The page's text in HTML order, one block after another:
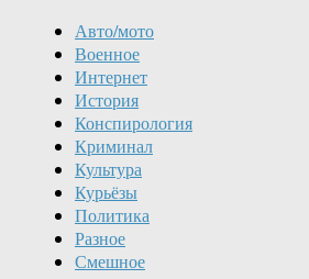
Авто/мото
Военное
Интернет
История
Конспирология
Криминал
Культура
Курьёзы
Политика
Разное
Смешное